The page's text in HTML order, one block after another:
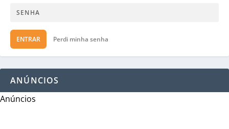
ENTRAR Perdi minha senha
ANÚNCIOS
Anúncios